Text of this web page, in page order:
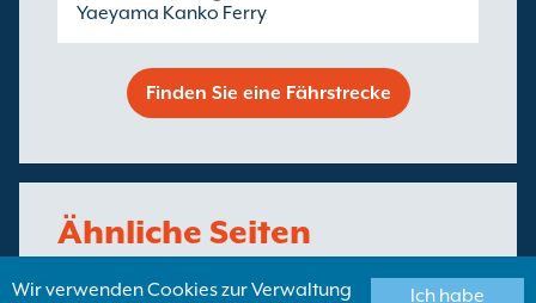
Yaeyama Kanko Ferry
Finden Sie eine Fährstrecke
Ähnliche Seiten
Wir verwenden Cookies zur Verwaltung Ich habe